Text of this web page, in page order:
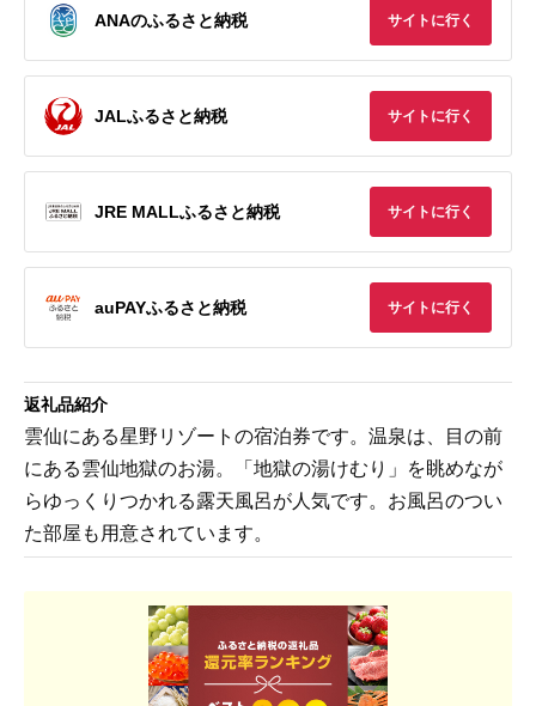
ANAのふるさと納税 サイトに行く
JALふるさと納税 サイトに行く
JRE MALLふるさと納税 サイトに行く
auPAYふるさと納税 サイトに行く
返礼品紹介
雲仙にある星野リゾートの宿泊券です。温泉は、目の前
にある雲仙地獄のお湯。「地獄の湯けむり」を眺めなが
らゆっくりつかれる露天風呂が人気です。お風呂のつい
た部屋も用意されています。